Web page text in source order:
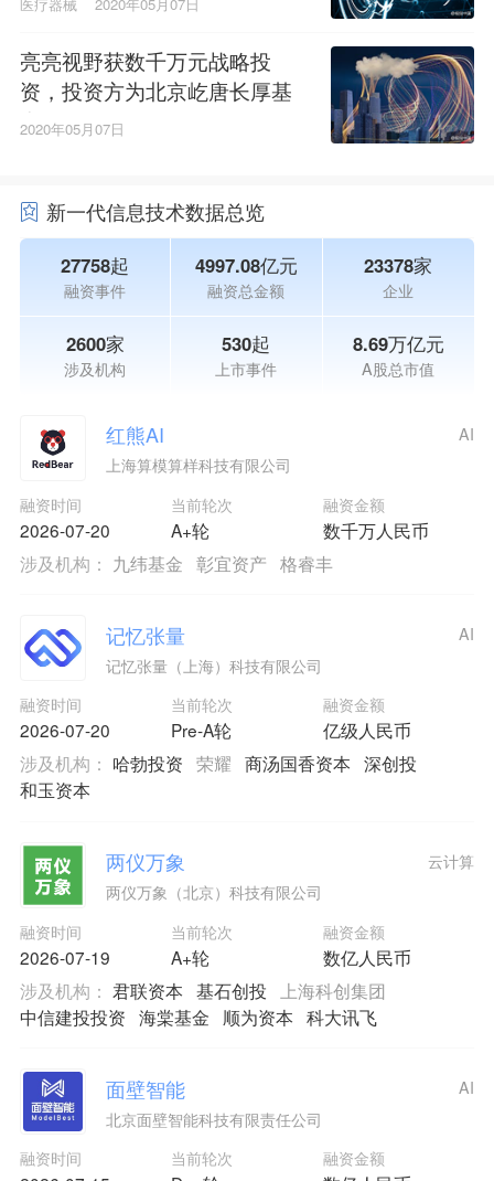
亮亮视野获数千万元战略投
资，投资方为北京屹唐长厚基
金
2020年05月07日
新一代信息技术数据总览
27758起
融资事件
4997.08亿元
融资总金额
23378家
企业
2600家
涉及机构
530起
上市事件
8.69万亿元
A股总市值
红熊AI
上海算模算样科技有限公司
融资时间
2026-07-20
当前轮次
A+轮
融资金额
数千万人民币
AI
涉及机构： 九纬基金 彰宜资产 格睿丰
记忆张量
记忆张量（上海）科技有限公司
融资时间
2026-07-20
当前轮次
Pre-A轮
融资金额
亿级人民币
AI
涉及机构： 哈勃投资 荣耀 商汤国香资本 深创投
和玉资本
两仪万象
两仪万象（北京）科技有限公司
融资时间
2026-07-19
当前轮次
A+轮
融资金额
数亿人民币
云计算
涉及机构： 君联资本 基石创投
上海科创集团
中信建投投资 海棠基金 顺为资本 科大讯飞
面壁智能
北京面壁智能科技有限责任公司
融资时间
当前轮次 融资金额
AI